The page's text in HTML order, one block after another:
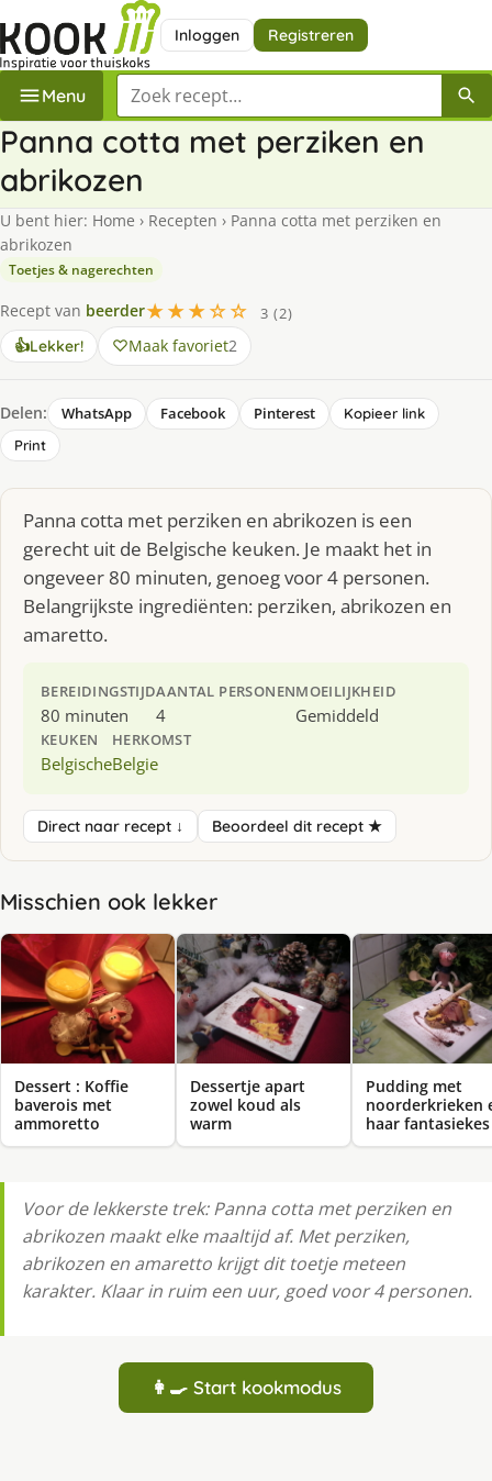
Inloggen Registreren
Menu Zoek een recept
Panna cotta met perziken en
abrikozen
U bent hier: Home › Recepten › Panna cotta met perziken en
abrikozen
Toetjes & nagerechten
Recept van beerder★★★☆☆
3 (2)
👍Lekker! Maak favoriet2
Delen: WhatsApp Facebook Pinterest
Kopieer link
Print
Panna cotta met perziken en abrikozen is een
gerecht uit de Belgische keuken. Je maakt het in
ongeveer 80 minuten, genoeg voor 4 personen.
Belangrijkste ingrediënten: perziken, abrikozen en
amaretto.
BEREIDINGSTIJD
80 minuten
AANTAL PERSONEN
4
MOEILIJKHEID
Gemiddeld
KEUKEN
Belgische
HERKOMST
Belgie
Direct naar recept ↓ Beoordeel dit recept ★
Misschien ook lekker
Dessert : Koffie
baverois met
ammoretto
Dessertje apart
zowel koud als
warm
Pudding met
noorderkrieken
haar fantasiekes
Voor de lekkerste trek: Panna cotta met perziken en
abrikozen maakt elke maaltijd af. Met perziken,
abrikozen en amaretto krijgt dit toetje meteen
karakter. Klaar in ruim een uur, goed voor 4 personen.
👩‍🍳 Start kookmodus